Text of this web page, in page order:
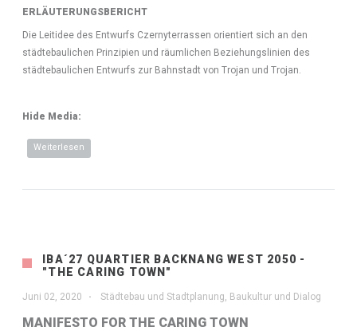
ERLÄUTERUNGSBERICHT
Die Leitidee des Entwurfs Czernyterrassen orientiert sich an den
städtebaulichen Prinzipien und räumlichen Beziehungslinien des
städtebaulichen Entwurfs zur Bahnstadt von Trojan und Trojan.
Hide Media:
Weiterlesen
IBA´27 QUARTIER BACKNANG WEST 2050 -
"THE CARING TOWN"
Juni 02, 2020 Städtebau und Stadtplanung Baukultur und Dialog
MANIFESTO FOR THE CARING TOWN